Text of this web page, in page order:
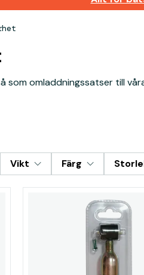
som omladdningssatser till
Vikt Färg